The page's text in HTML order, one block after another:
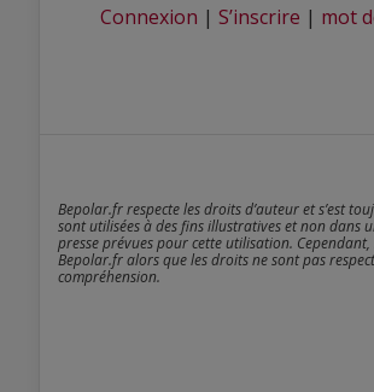
Connexion | S’inscrire | mot
Bepolar.fr respecte les droits d’auteur et s’est
sont utilisées à des fins illustratives et non dans
presse prévues pour cette utilisation.
Bepolar.fr alors que les droits ne sont pas
compréhension.